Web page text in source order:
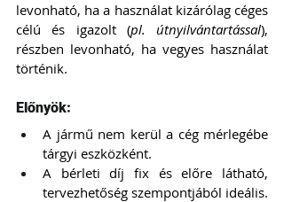
levonható, ha a használat kizárólag céges
célú és igazolt (pl. útnyilvántartással),
részben levonható, ha vegyes használat
történik.
Előnyök:
A jármű nem kerül a cég mérlegébe
tárgyi eszközként.
A bérleti díj fix és előre látható,
tervezhetőség szempontjából ideális.